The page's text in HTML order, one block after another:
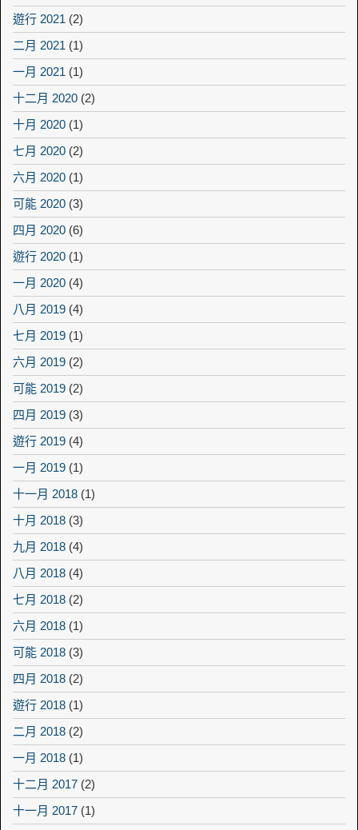
遊行 2021 (2)
二月 2021 (1)
一月 2021 (1)
十二月 2020 (2)
十月 2020 (1)
七月 2020 (2)
六月 2020 (1)
可能 2020 (3)
四月 2020 (6)
遊行 2020 (1)
一月 2020 (4)
八月 2019 (4)
七月 2019 (1)
六月 2019 (2)
可能 2019 (2)
四月 2019 (3)
遊行 2019 (4)
一月 2019 (1)
十一月 2018 (1)
十月 2018 (3)
九月 2018 (4)
八月 2018 (4)
七月 2018 (2)
六月 2018 (1)
可能 2018 (3)
四月 2018 (2)
遊行 2018 (1)
二月 2018 (2)
一月 2018 (1)
十二月 2017 (2)
十一月 2017 (1)